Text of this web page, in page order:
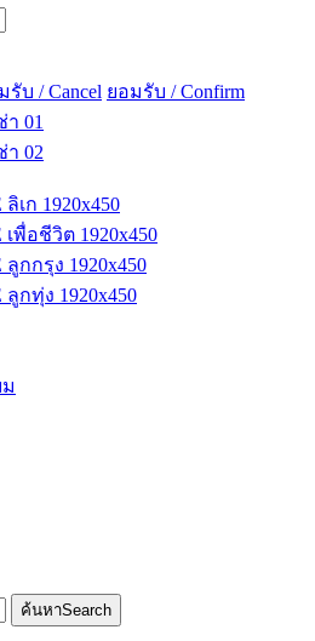
รับ / Cancel ยอมรับ / Confirm
ค้นหาSearch